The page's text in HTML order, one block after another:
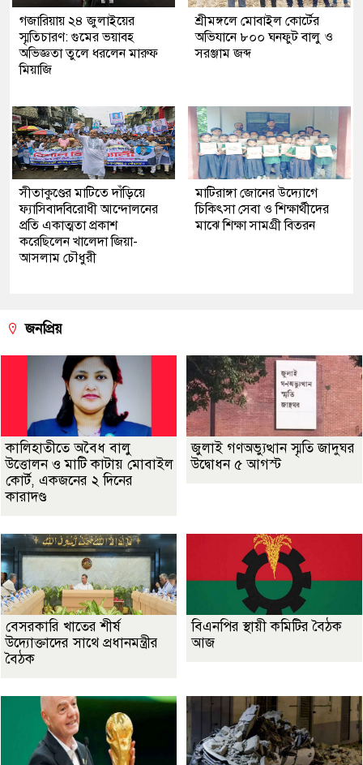
গজারিয়ায় ২৪ জুলাইয়ের
স্মৃতিচারণ: গুমের ভয়াবহ
অভিজ্ঞতা তুলে ধরলেন মারুফ
মিয়াজি
শ্রীমঙ্গলে মোবাইল কোর্টের
অভিযানে ৮০০ ঘনফুট বালু ও
সরঞ্জাম জব্দ
সীতাকুণ্ডের মাটিতে দাঁড়িয়ে
ফ্যাসিবাদবিরোধী আন্দোলনের
প্রতি একাত্মতা প্রকাশ
করেছিলেন খালেদা জিয়া-
আসলাম চৌধুরী
মাটিরাঙ্গা জোনের উদ্যোগে
চিকিৎসা সেবা ও শিক্ষার্থীদের
মাঝে শিক্ষা সামগ্রী বিতরন
জনপ্রিয়
কালিহাতীতে অবৈধ বালু
উত্তোলন ও মাটি কাটায় মোবাইল
কোর্ট, একজনের ২ দিনের
কারাদণ্ড
জুলাই গণঅভ্যুত্থান স্মৃতি জাদুঘর
উদ্বোধন ৫ আগস্ট
বেসরকারি খাতের শীর্ষ
উদ্যোক্তাদের সাথে প্রধানমন্ত্রীর
বৈঠক
বিএনপির স্থায়ী কমিটির বৈঠক
আজ